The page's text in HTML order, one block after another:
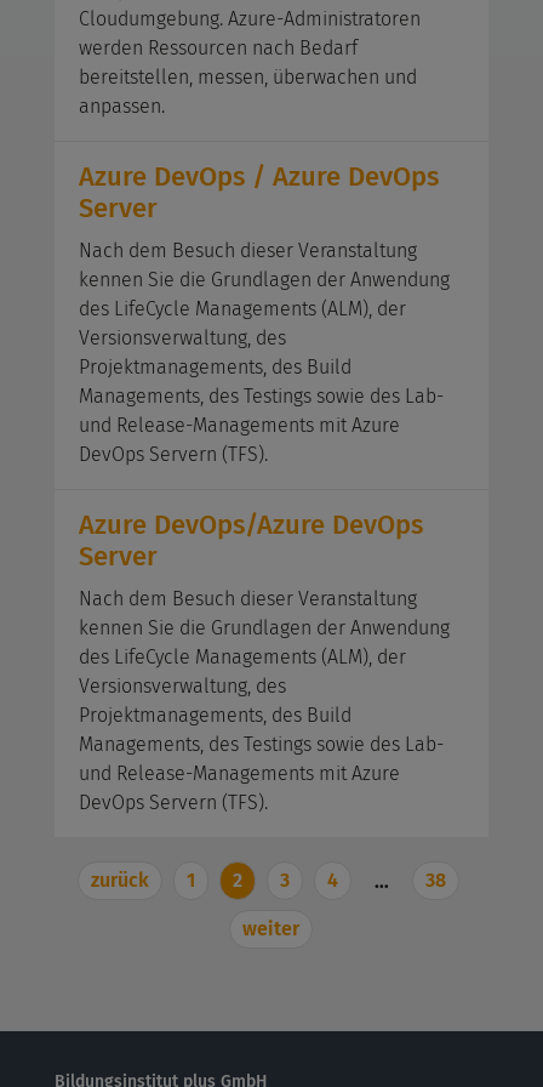
Cloudumgebung. Azure-Administratoren
werden Ressourcen nach Bedarf
bereitstellen, messen, überwachen und
anpassen.
Azure DevOps / Azure DevOps
Server
Nach dem Besuch dieser Veranstaltung
kennen Sie die Grundlagen der Anwendung
des LifeCycle Managements (ALM), der
Versionsverwaltung, des
Projektmanagements, des Build
Managements, des Testings sowie des Lab-
und Release-Managements mit Azure
DevOps Servern (TFS).
Azure DevOps/Azure DevOps
Server
Nach dem Besuch dieser Veranstaltung
kennen Sie die Grundlagen der Anwendung
des LifeCycle Managements (ALM), der
Versionsverwaltung, des
Projektmanagements, des Build
Managements, des Testings sowie des Lab-
und Release-Managements mit Azure
DevOps Servern (TFS).
zurück 1 2 3 4 … 38
weiter
Bildungsinstitut plus GmbH